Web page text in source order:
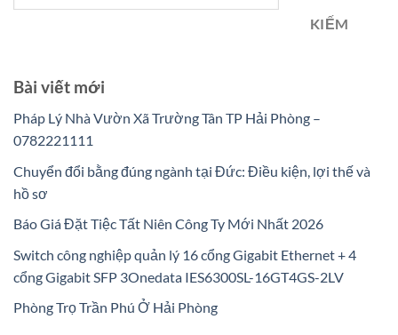
KIẾM
Bài viết mới
Pháp Lý Nhà Vườn Xã Trường Tân TP Hải Phòng –
0782221111
Chuyển đổi bằng đúng ngành tại Đức: Điều kiện, lợi thế và
hồ sơ
Báo Giá Đặt Tiệc Tất Niên Công Ty Mới Nhất 2026
Switch công nghiệp quản lý 16 cổng Gigabit Ethernet + 4
cổng Gigabit SFP 3Onedata IES6300SL-16GT4GS-2LV
Phòng Trọ Trần Phú Ở Hải Phòng